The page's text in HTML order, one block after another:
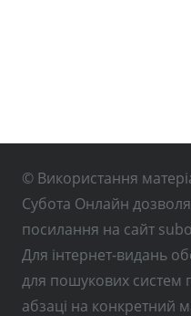
© Використання
Субота Онлайн
посилання на сайт
Для інтернет-видань
для пошукових систем
абзаці на конкретний